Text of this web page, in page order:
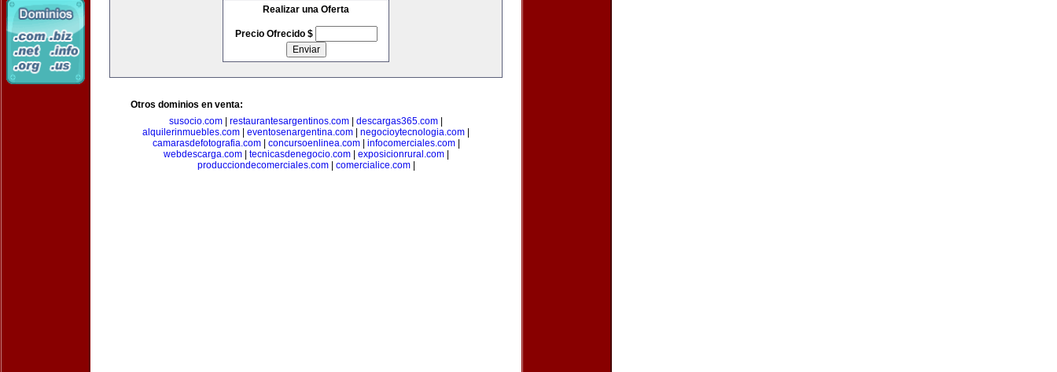
Realizar una Oferta
Precio Ofrecido $
Otros dominios en venta:
susocio.com
restaurantesargentinos.com descargas365.com
alquilerinmuebles.com
eventosenargentina.com negocioytecnologia.com
camarasdefotografia.com| concursoenlinea.com| infocomerciales.com|
webdescarga.com| tecnicasdenegocio.com| exposicionrural.com|
producciondecomerciales.com| comercialice.com|